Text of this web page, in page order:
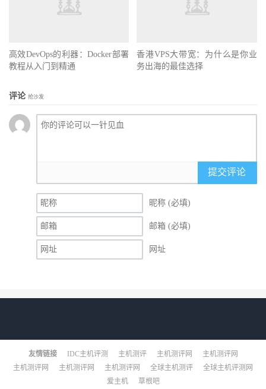
高效DevOps的利器：Docker部署
教程从入门到精通
香港VPS大带宽：为什么是你业
务出海的最佳选择
评论 抢沙发
提交评论
昵称 (必填)
邮箱 (必填)
网址
友情链接 IDC主机评测 主机测评 主机测评网
主机测评网
主机测评网
主机测评网 主机测评网 全球主机测评
全球主机评测网
爱主机
草根吧